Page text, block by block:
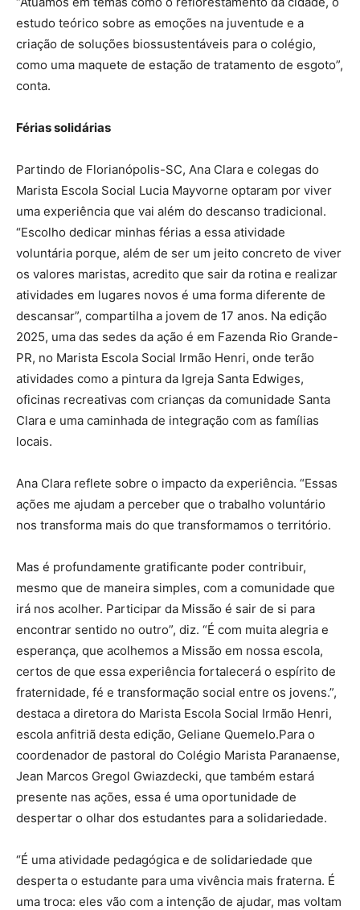
estudo teórico sobre as emoções na juventude e a
criação de soluções biossustentáveis para o colégio,
como uma maquete de estação de tratamento de esgoto”,
conta.
Férias solidárias
Partindo de Florianópolis-SC, Ana Clara e colegas do
Marista Escola Social Lucia Mayvorne optaram por viver
uma experiência que vai além do descanso tradicional.
“Escolho dedicar minhas férias a essa atividade
voluntária porque, além de ser um jeito concreto de viver
os valores maristas, acredito que sair da rotina e realizar
atividades em lugares novos é uma forma diferente de
descansar”, compartilha a jovem de 17 anos. Na edição
2025, uma das sedes da ação é em Fazenda Rio Grande-
PR, no Marista Escola Social Irmão Henri, onde terão
atividades como a pintura da Igreja Santa Edwiges,
oficinas recreativas com crianças da comunidade Santa
Clara e uma caminhada de integração com as famílias
locais.
Ana Clara reflete sobre o impacto da experiência. “Essas
ações me ajudam a perceber que o trabalho voluntário
nos transforma mais do que transformamos o território.
Mas é profundamente gratificante poder contribuir,
mesmo que de maneira simples, com a comunidade que
irá nos acolher. Participar da Missão é sair de si para
encontrar sentido no outro”, diz. “É com muita alegria e
esperança, que acolhemos a Missão em nossa escola,
certos de que essa experiência fortalecerá o espírito de
fraternidade, fé e transformação social entre os jovens.”,
destaca a diretora do Marista Escola Social Irmão Henri,
escola anfitriã desta edição, Geliane Quemelo.Para o
coordenador de pastoral do Colégio Marista Paranaense,
Jean Marcos Gregol Gwiazdecki, que também estará
presente nas ações, essa é uma oportunidade de
despertar o olhar dos estudantes para a solidariedade.
“É uma atividade pedagógica e de solidariedade que
desperta o estudante para uma vivência mais fraterna. É
uma troca: eles vão com a intenção de ajudar, mas voltam